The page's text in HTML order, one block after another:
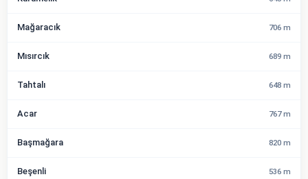
Mağaracık 706 m
Mısırcık 689 m
Tahtalı 648 m
Acar 767 m
Başmağara 820 m
Beşenli 536 m